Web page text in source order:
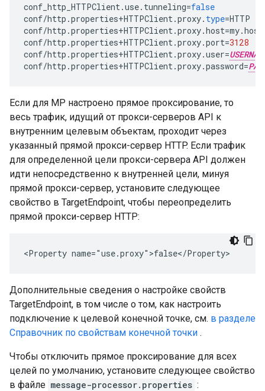
conf_http_HTTPClient.use. tunneling=false
conf/http .properties+HTTPClient.proxy. type=HTTP
conf/http .properties+HTTPClient.proxy.host=my.host
conf/http .properties+HTTPClient.proxy.port=3128
conf/http .properties+HTTPClient.proxy.user=
conf/http .properties+HTTPClient.proxy.password=
Если для MP настроено прямое проксирование, то
весь трафик, идущий от прокси-серверов API к
внутренним целевым объектам, проходит через
указанный прямой прокси-сервер HTTP. Если трафик
для определенной цели прокси-сервера API должен
идти непосредственно к внутренней цели, минуя
прямой прокси-сервер, установите следующее
свойство в TargetEndpoint, чтобы переопределить
прямой прокси-сервер HTTP:
<Property name="use.proxy">false</Property>
Дополнительные сведения о настройке свойств
TargetEndpoint, в том числе о том, как настроить
подключение к целевой конечной точке, см. в разделе
Справочник по свойствам конечной точки .
Чтобы отключить прямое проксирование для всех
целей по умолчанию, установите следующее свойство
в файле message-processor.properties :